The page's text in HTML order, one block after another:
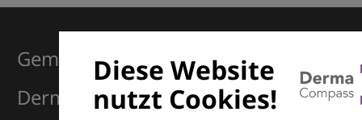
Diese Website
nutzt Cookies!
Gemeinsam für Exzellenz in der
Dermatologie